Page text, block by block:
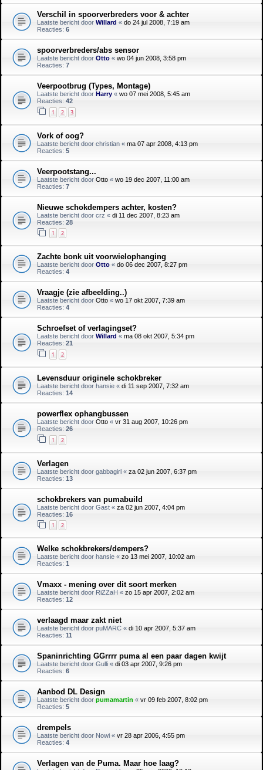
Verschil in spoorverbreders voor & achter
Laatste bericht door Willard « do 24 jul 2008, 7:19 am
Reacties: 6
spoorverbreders/abs sensor
Laatste bericht door Otto « wo 04 jun 2008, 3:58 pm
Reacties: 7
Veerpootbrug (Types, Montage)
Laatste bericht door Harry « wo 07 mei 2008, 5:45 am
Reacties: 42
1 2 3
Vork of oog?
Laatste bericht door christian « ma 07 apr 2008, 4:13 pm
Reacties: 5
Veerpootstang...
Laatste bericht door Otto « wo 19 dec 2007, 11:00 am
Reacties: 7
Nieuwe schokdempers achter, kosten?
Laatste bericht door crz « di 11 dec 2007, 8:23 am
Reacties: 28
1 2
Zachte bonk uit voorwielophanging
Laatste bericht door Otto « do 06 dec 2007, 8:27 pm
Reacties: 4
Vraagje (zie afbeelding..)
Laatste bericht door Otto « wo 17 okt 2007, 7:39 am
Reacties: 4
Schroefset of verlagingset?
Laatste bericht door Willard « ma 08 okt 2007, 5:34 pm
Reacties: 21
1 2
Levensduur originele schokbreker
Laatste bericht door hansie « di 11 sep 2007, 7:32 am
Reacties: 14
powerflex ophangbussen
Laatste bericht door Otto « vr 31 aug 2007, 10:26 pm
Reacties: 26
1 2
Verlagen
Laatste bericht door gabbagirl « za 02 jun 2007, 6:37 pm
Reacties: 13
schokbrekers van pumabuild
Laatste bericht door Gast « za 02 jun 2007, 4:04 pm
Reacties: 16
1 2
Welke schokbrekers/dempers?
Laatste bericht door hansie « zo 13 mei 2007, 10:02 am
Reacties: 1
Vmaxx - mening over dit soort merken
Laatste bericht door RiZZaH « zo 15 apr 2007, 2:02 am
Reacties: 12
verlaagd maar zakt niet
Laatste bericht door puMARC « di 10 apr 2007, 5:37 am
Reacties: 11
Spaninrichting GGrrrr puma al een paar dagen kwijt
Laatste bericht door Gulli « di 03 apr 2007, 9:26 pm
Reacties: 6
Aanbod DL Design
Laatste bericht door pumamartin « vr 09 feb 2007, 8:02 pm
Reacties: 5
drempels
Laatste bericht door Nowi « vr 28 apr 2006, 4:55 pm
Reacties: 4
Verlagen van de Puma. Maar hoe laag?